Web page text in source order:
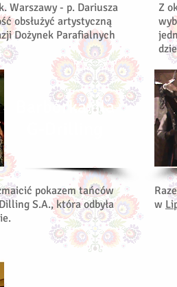
Warszawy - p. Dariusza
obsłużyć artystyczną
Dożynek Parafialnych
Barbórka dla
pokazem tańców
S.A., która odbyła
Z
w